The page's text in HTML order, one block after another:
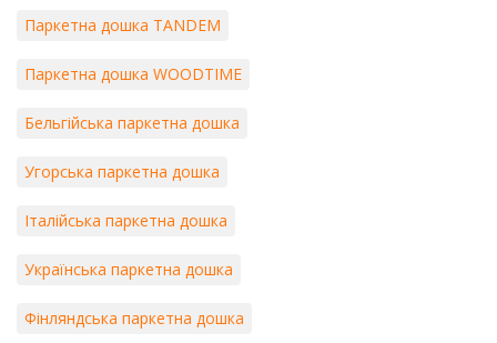
Паркетна дошка TANDEM
Паркетна дошка WOODTIME
Бельгійська паркетна дошка
Угорська паркетна дошка
Італійська паркетна дошка
Українська паркетна дошка
Фінляндська паркетна дошка